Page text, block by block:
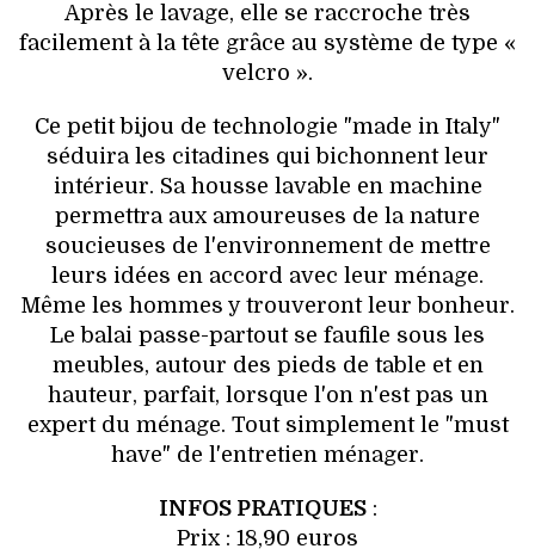
Après le lavage, elle se raccroche très
facilement à la tête grâce au système de type «
velcro ».
Ce petit bijou de technologie "made in Italy"
séduira les citadines qui bichonnent leur
intérieur. Sa housse lavable en machine
permettra aux amoureuses de la nature
soucieuses de l'environnement de mettre
leurs idées en accord avec leur ménage.
Même les hommes y trouveront leur bonheur.
Le balai passe-partout se faufile sous les
meubles, autour des pieds de table et en
hauteur, parfait, lorsque l'on n'est pas un
expert du ménage. Tout simplement le "must
have" de l'entretien ménager.
INFOS PRATIQUES:
Prix : 18,90 euros